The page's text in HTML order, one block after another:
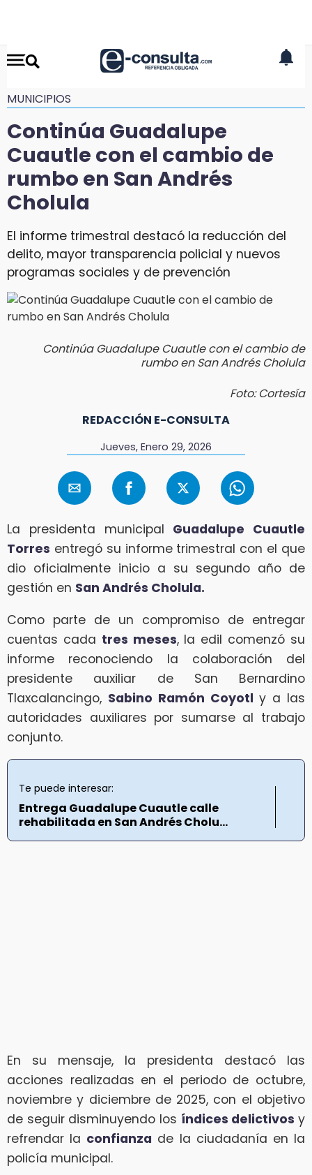
MUNICIPIOS
Continúa Guadalupe
Cuautle con el cambio de
rumbo en San Andrés
Cholula
El informe trimestral destacó la reducción del
delito, mayor transparencia policial y nuevos
programas sociales y de prevención
Continúa Guadalupe Cuautle con el cambio de
rumbo en San Andrés Cholula
Foto: Cortesía
REDACCIÓN E-CONSULTA
Jueves, Enero 29, 2026
La presidenta municipal Guadalupe Cuautle
Torres entregó su informe trimestral con el que
dio oficialmente inicio a su segundo año de
gestión en San Andrés Cholula.
Como parte de un compromiso de entregar
cuentas cada tres meses, la edil comenzó su
informe reconociendo la colaboración del
presidente auxiliar de San Bernardino
Tlaxcalancingo, Sabino Ramón Coyotl y a las
autoridades auxiliares por sumarse al trabajo
conjunto.
Te puede interesar:
Entrega Guadalupe Cuautle calle
rehabilitada en San Andrés Cholu...
En su mensaje, la presidenta destacó las
acciones realizadas en el periodo de octubre,
noviembre y diciembre de 2025, con el objetivo
de seguir disminuyendo los índices delictivosy
refrendar la confianza de la ciudadanía en la
policía municipal.